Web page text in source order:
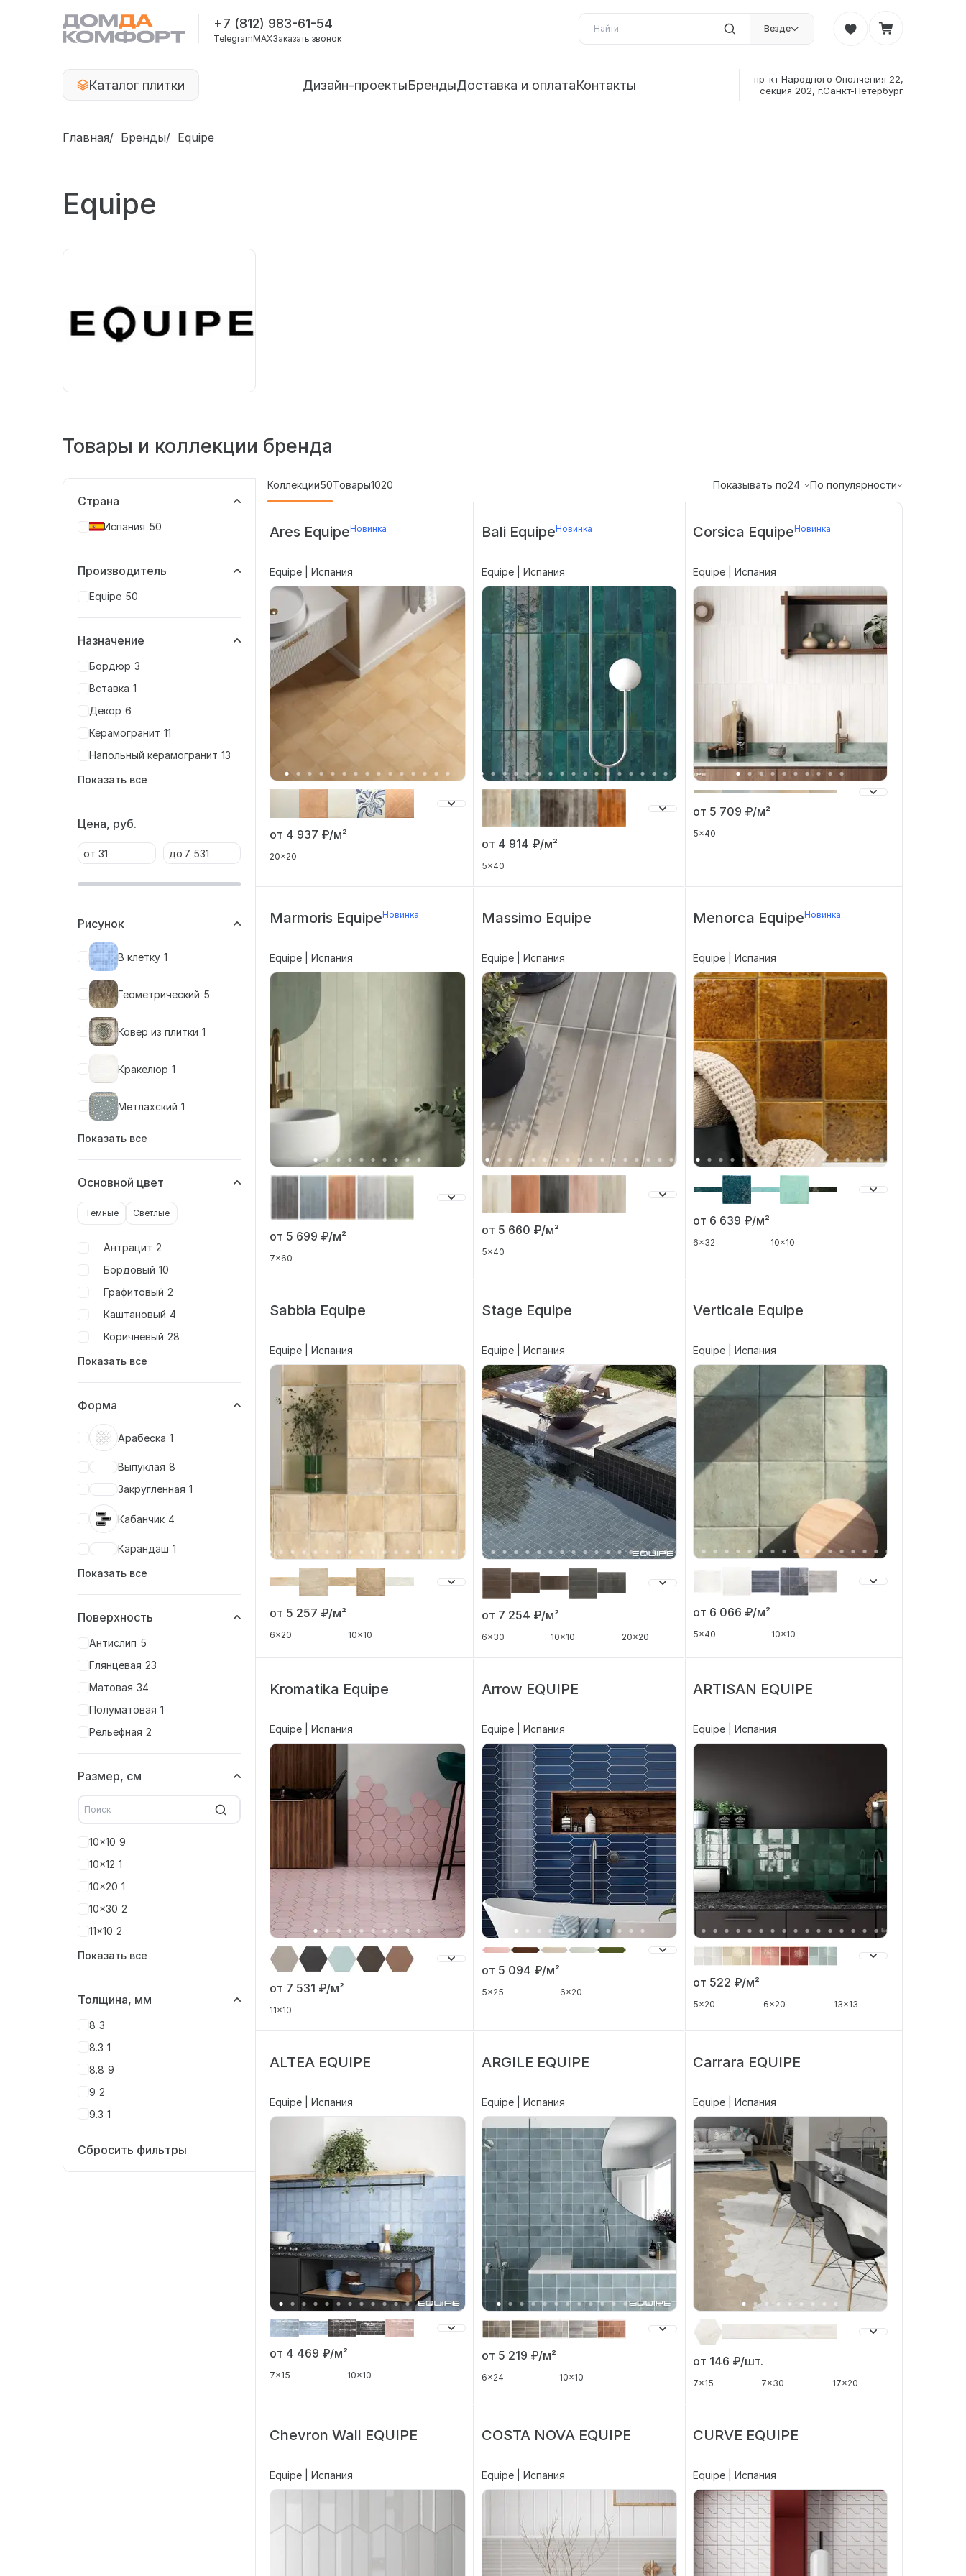
+7 (812) 983-61-54
TelegramMAXЗаказать звонок
Везде
Каталог плитки Дизайн-проектыБрендыДоставка и оплатаКонтакты
пр-кт Народного Ополчения 22,
секция 202, г.Санкт-Петербург
Главная Бренды Equipe
Equipe
Товары и коллекции бренда
Страна
Испания 50
Производитель
Equipe 50
Назначение
Бордюр 3
Вставка 1
Декор 6
Керамогранит 11
Напольный керамогранит 13
Показать все
Цена, руб.
от до
Рисунок
В клетку 1
Геометрический 5
Ковер из плитки 1
Кракелюр 1
Метлахский 1
Показать все
Основной цвет
Темные Светлые
Антрацит 2
Бордовый 10
Графитовый 2
Каштановый 4
Коричневый 28
Показать все
Форма
Арабеска 1
Выпуклая 8
Закругленная 1
Кабанчик 4
Карандаш 1
Показать все
Поверхность
Антислип 5
Глянцевая 23
Матовая 34
Полуматовая 1
Рельефная 2
Размер, см
10x10 9
10x12 1
10x20 1
10x30 2
11x10 2
Показать все
Толщина, мм
8 3
8.3 1
8.8 9
9 2
9.3 1
Сбросить фильтры
Коллекции50Товары1020 Показывать по24 По популярности
Ares EquipeНовинка
Equipe | Испания
от 4 937 ₽/м²
20x20
Bali EquipeНовинка
Equipe | Испания
от 4 914 ₽/м²
5x40
Corsica EquipeНовинка
Equipe | Испания
от 5 709 ₽/м²
5x40
Marmoris EquipeНовинка
Equipe | Испания
от 5 699 ₽/м²
7x60
Massimo Equipe
Equipe | Испания
от 5 660 ₽/м²
5x40
Menorca EquipeНовинка
Equipe | Испания
от 6 639 ₽/м²
6x32 10x10
Sabbia Equipe
Equipe | Испания
от 5 257 ₽/м²
6x20 10x10
Stage Equipe
Equipe | Испания
от 7 254 ₽/м²
6x30 10x10 20x20
Verticale Equipe
Equipe | Испания
от 6 066 ₽/м²
5x40 10x10
Kromatika Equipe
Equipe | Испания
от 7 531 ₽/м²
11x10
Arrow EQUIPE
Equipe | Испания
от 5 094 ₽/м²
5x25 6x20
ARTISAN EQUIPE
Equipe | Испания
от 522 ₽/м²
5x20 6x20 13x13
ALTEA EQUIPE
Equipe | Испания
от 4 469 ₽/м²
7x15 10x10
ARGILE EQUIPE
Equipe | Испания
от 5 219 ₽/м²
6x24 10x10
Carrara EQUIPE
Equipe | Испания
от 146 ₽/шт.
7x15 7x30 17x20
Chevron Wall EQUIPE
Equipe | Испания
COSTA NOVA EQUIPE
Equipe | Испания
CURVE EQUIPE
Equipe | Испания